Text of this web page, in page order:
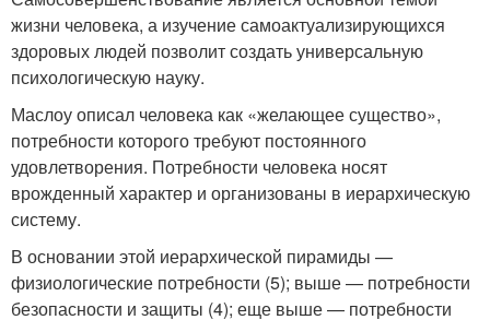
жизни человека, а изучение самоактуализирующихся
здоровых людей позволит создать универсальную
психологическую науку.
Маслоу описал человека как «желающее существо»,
потребности которого требуют постоянного
удовлетворения. Потребности человека носят
врожденный характер и организованы в иерархическую
систему.
В основании этой иерархической пирамиды —
физиологические потребности (5); выше — потребности
безопасности и защиты (4); еще выше — потребности